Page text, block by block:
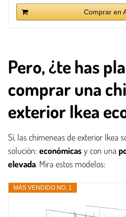
Comprar en
Pero, ¿te has
comprar una
exterior Ikea
Sí, las chimeneas de exterior Ikea
solución: económicas y con una
elevada. Mira estos modelos:
MÁS VENDIDO NO. 1